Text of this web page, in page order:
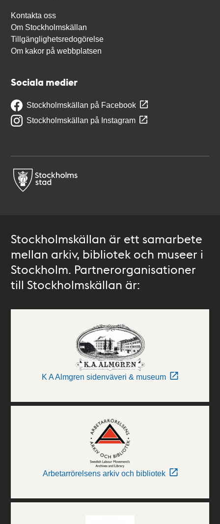
Kontakta oss
Om Stockholmskällan
Tillgänglighetsredogörelse
Om kakor på webbplatsen
Sociala medier
Stockholmskällan på Facebook
Stockholmskällan på Instagram
Stockholmskällan är ett samarbete
mellan arkiv, bibliotek och museer i
Stockholm. Partnerorganisationer
till Stockholmskällan är:
K A Almgren sidenväveri & museum
Arbetarrörelsens arkiv och bibliotek